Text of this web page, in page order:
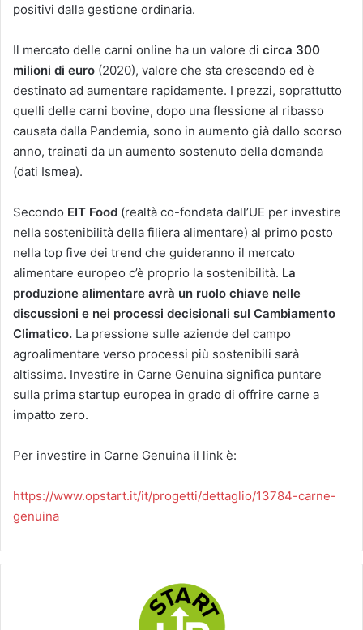
positivi dalla gestione ordinaria.
Il mercato delle carni online ha un valore di circa 300
milioni di euro (2020), valore che sta crescendo ed è
destinato ad aumentare rapidamente. I prezzi, soprattutto
quelli delle carni bovine, dopo una flessione al ribasso
causata dalla Pandemia, sono in aumento già dallo scorso
anno, trainati da un aumento sostenuto della domanda
(dati Ismea).
Secondo EIT Food (realtà co-fondata dall’UE per investire
nella sostenibilità della filiera alimentare) al primo posto
nella top five dei trend che guideranno il mercato
alimentare europeo c’è proprio la sostenibilità. La
produzione alimentare avrà un ruolo chiave nelle
discussioni e nei processi decisionali sul Cambiamento
Climatico. La pressione sulle aziende del campo
agroalimentare verso processi più sostenibili sarà
altissima. Investire in Carne Genuina significa puntare
sulla prima startup europea in grado di offrire carne a
impatto zero.
Per investire in Carne Genuina il link è:
https://www.opstart.it/it/progetti/dettaglio/13784-carne-
genuina